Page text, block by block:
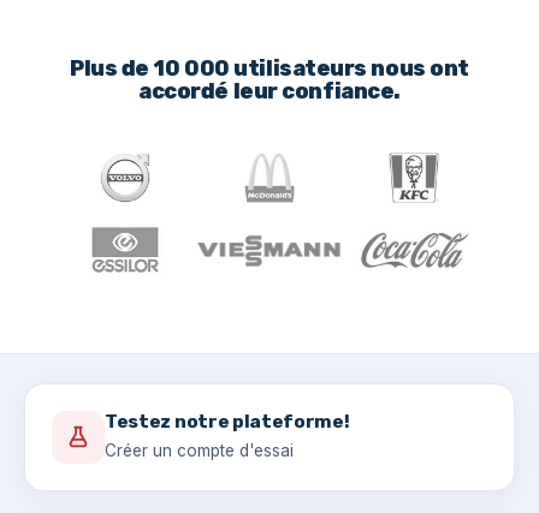
Plus de 10 000 utilisateurs nous ont
accordé leur confiance.
Testez notre plateforme!
Créer un compte d'essai